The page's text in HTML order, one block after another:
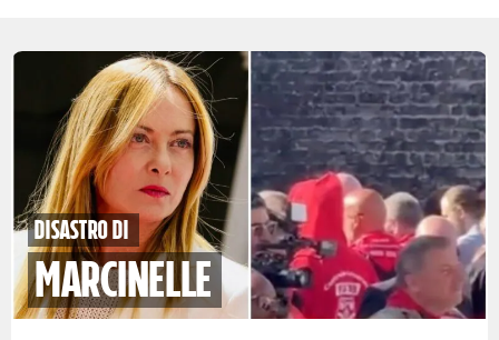
disastro di
marcinelle